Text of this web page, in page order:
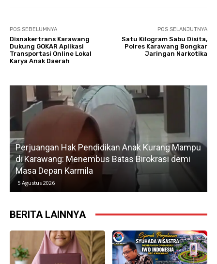
POS SEBELUMNYA
Disnakertrans Karawang
Dukung GOKAR Aplikasi
Transportasi Online Lokal
Karya Anak Daerah
POS SELANJUTNYA
Satu Kilogram Sabu Disita,
Polres Karawang Bongkar
Jaringan Narkotika
Perjuangan Hak Pendidikan Anak Kurang Mampu
di Karawang: Menembus Batas Birokrasi demi
Masa Depan Karmila
5 Agustus 2026
BERITA LAINNYA